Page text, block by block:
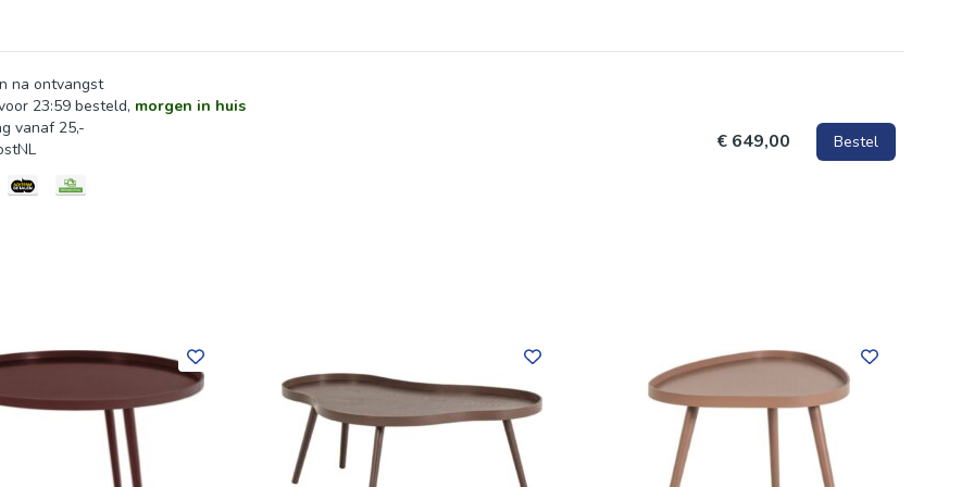
doek en een neutraal schoonmaakmiddel; laat het hout aan de
onder glazen of hete pannen. Raadpleeg bij beschadigingen een
Levering De tafel wordt in twee pakketten geleverd en is te
Plaats viltglijders onder de poten om harde vloeren te
na ontvangst
23:59 besteld, morgen in huis
vanaf 25,-
€ 649,00 Bestel